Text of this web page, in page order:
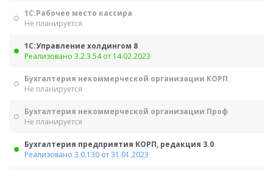
1С:Рабочее место кассира
Не планируется
1С:Управление холдингом 8
Реализовано 3.2.3.54 от 14.02.2023
Бухгалтерия некоммерческой организации КОРП
Не планируется
Бухгалтерия некоммерческой организации Проф
Не планируется
Бухгалтерия предприятия КОРП, редакция 3.0
Реализовано 3.0.130 от 31.01.2023